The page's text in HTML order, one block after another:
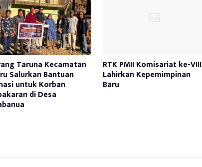
Taruna Kecamatan
Salurkan Bantuan
untuk Korban
di Desa
RTK PMII Komisariat ke-VIII
Lahirkan Kepemimpinan
Baru